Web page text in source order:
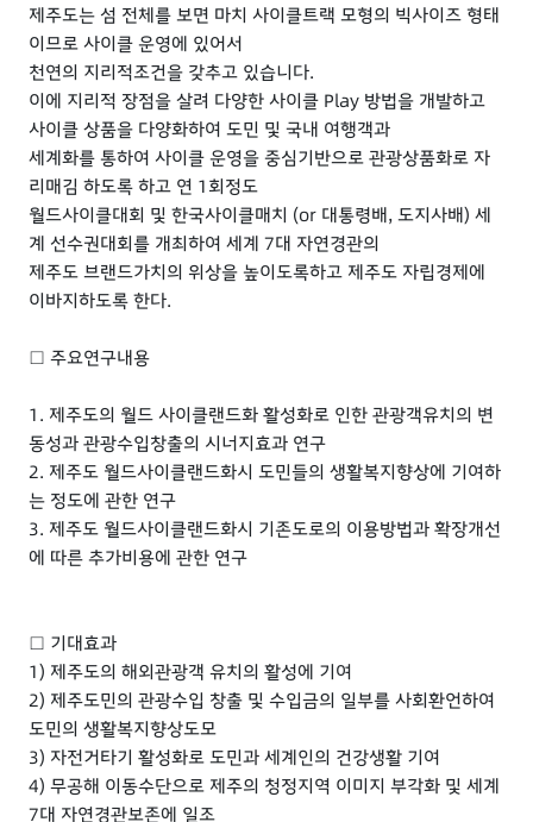
제주도는 섬 전체를 보면 마치 사이클트랙 모형의 빅사이즈 형태
이므로 사이클 운영에 있어서
천연의 지리적조건을 갖추고 있습니다.
이에 지리적 장점을 살려 다양한 사이클 Play 방법을 개발하고
사이클 상품을 다양화하여 도민 및 국내 여행객과
세계화를 통하여 사이클 운영을 중심기반으로 관광상품화로 자
리매김 하도록 하고 연 1회정도
월드사이클대회 및 한국사이클매치 (or 대통령배, 도지사배) 세
계 선수권대회를 개최하여 세계 7대 자연경관의
제주도 브랜드가치의 위상을 높이도록하고 제주도 자립경제에
이바지하도록 한다.
□ 주요연구내용
1. 제주도의 월드 사이클랜드화 활성화로 인한 관광객유치의 변
동성과 관광수입창출의 시너지효과 연구
2. 제주도 월드사이클랜드화시 도민들의 생활복지향상에 기여하
는 정도에 관한 연구
3. 제주도 월드사이클랜드화시 기존도로의 이용방법과 확장개선
에 따른 추가비용에 관한 연구
□ 기대효과
1) 제주도의 해외관광객 유치의 활성에 기여
2) 제주도민의 관광수입 창출 및 수입금의 일부를 사회환언하여
도민의 생활복지향상도모
3) 자전거타기 활성화로 도민과 세계인의 건강생활 기여
4) 무공해 이동수단으로 제주의 청정지역 이미지 부각화 및 세계
7대 자연경관보존에 일조